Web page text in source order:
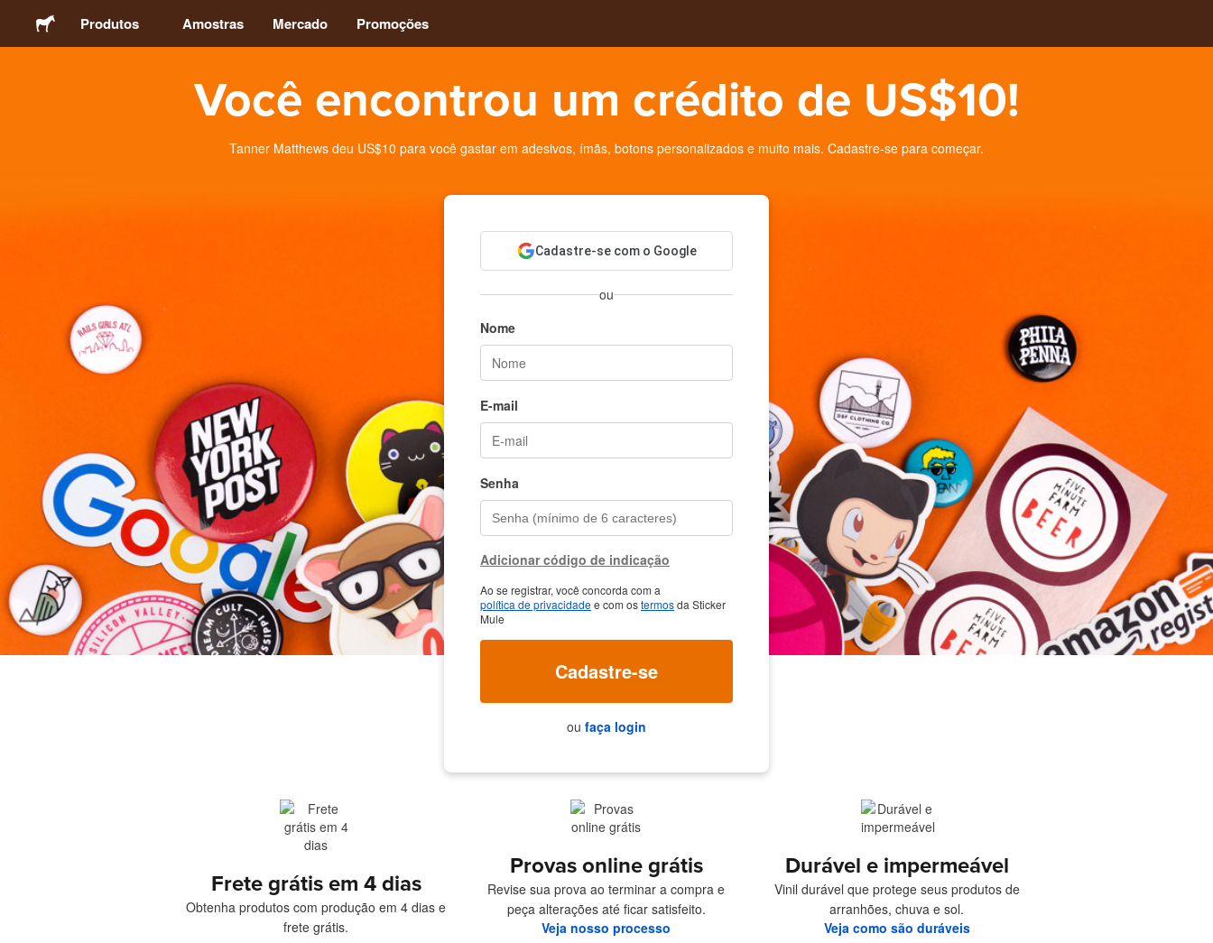
Produtos
Embalagens
Vestuário
Mais produtos
Amostras
Amostras Mercado Promoções
Você encontrou um crédito de US$10!
Tanner Matthews deu US$10 para você gastar em adesivos, ímãs, botons personalizados e muito mais. Cadastre-se para começar.
Cadastre-se com o Google
ou
Nome
E-mail
Senha
Adicionar código de indicação
Ao se registrar, você concorda com a
política de privacidadee com ostermosda Sticker
Mule
Cadastre-se
ou faça login
Frete grátis em 4 dias
Obtenha produtos com produção em 4 dias e
frete grátis.
Provas online grátis
Revise sua prova ao terminar a compra e
peça alterações até ficar satisfeito.
Veja nosso processo
Durável e impermeável
Vinil durável que protege seus produtos de
arranhões, chuva e sol.
Veja como são duráveis